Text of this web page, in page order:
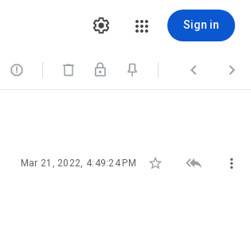
Sign in
  
Mar 21, 2022, 4:49:24 PM   